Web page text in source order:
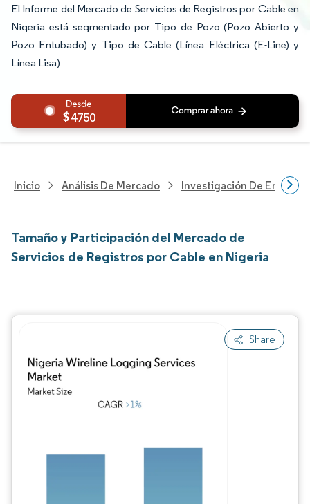
El Informe del Mercado de Servicios de Registros por Cable en
Nigeria está segmentado por Tipo de Pozo (Pozo Abierto y
Pozo Entubado) y Tipo de Cable (Línea Eléctrica (E-Line) y
Línea Lisa)
4750
Inicio Análisis De Mercado Investigación De Energía
Tamaño y Participación del Mercado de
Servicios de Registros por Cable en Nigeria
Share